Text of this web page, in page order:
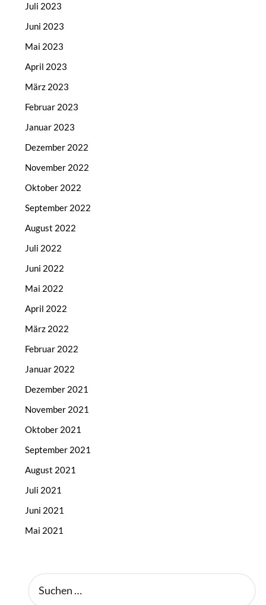
Juli 2023
Juni 2023
Mai 2023
April 2023
März 2023
Februar 2023
Januar 2023
Dezember 2022
November 2022
Oktober 2022
September 2022
August 2022
Juli 2022
Juni 2022
Mai 2022
April 2022
März 2022
Februar 2022
Januar 2022
Dezember 2021
November 2021
Oktober 2021
September 2021
August 2021
Juli 2021
Juni 2021
Mai 2021
NACH: